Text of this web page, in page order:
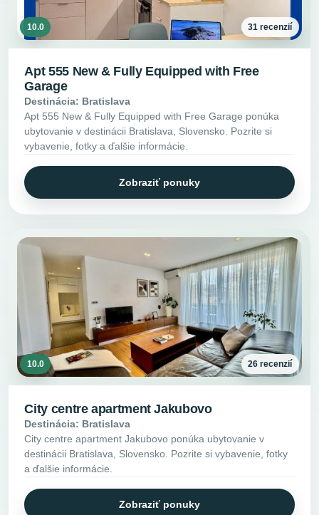
10.0 31 recenzií
Apt 555 New & Fully Equipped with Free
Garage
Destinácia: Bratislava
Apt 555 New & Fully Equipped with Free Garage ponúka
ubytovanie v destinácii Bratislava, Slovensko. Pozrite si
vybavenie, fotky a ďalšie informácie.
Zobraziť ponuky
10.0 26 recenzií
City centre apartment Jakubovo
Destinácia: Bratislava
City centre apartment Jakubovo ponúka ubytovanie v
destinácii Bratislava, Slovensko. Pozrite si vybavenie, fotky
a ďalšie informácie.
Zobraziť ponuky